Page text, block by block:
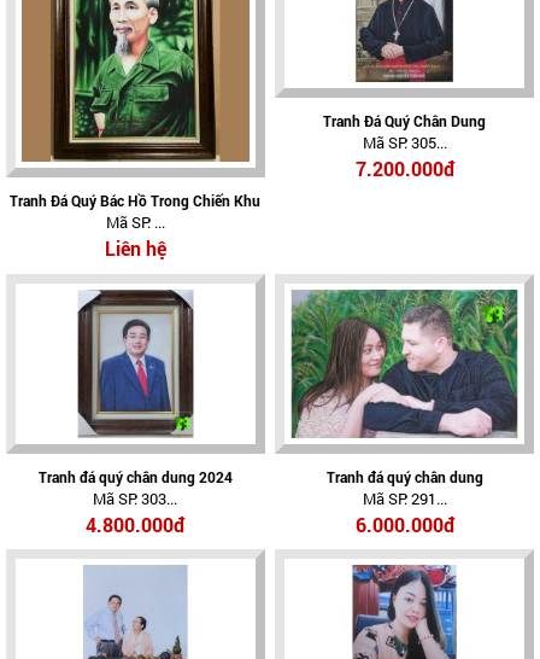
Tranh Đá Quý Bác Hồ Trong Chiến Khu
Mã SP: ...
Liên hệ
Tranh Đá Quý Chân Dung
Mã SP: 305...
7.200.000đ
Tranh đá quý chân dung 2024
Mã SP: 303...
4.800.000đ
Tranh đá quý chân dung
Mã SP: 291...
6.000.000đ